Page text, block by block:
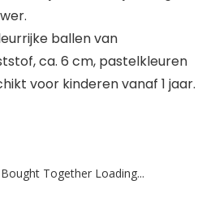
ballen van
ca. 6 cm, pastelkleuren
voor kinderen vanaf 1 jaar.
Together Loading...